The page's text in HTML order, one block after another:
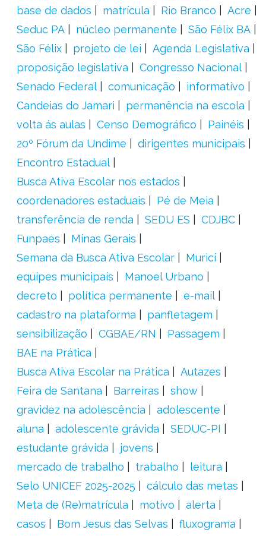
base de dados
matrícula Rio Branco
Acre
Seduc PA
núcleo permanente
São Félix BA
São Félix
projeto de lei
Agenda Legislativa
proposição legislativa
Congresso Nacional
Senado Federal
comunicação
informativo
Candeias do Jamari
permanência na escola
volta ás aulas
Censo Demográfico
Painéis
20º Fórum da Undime
dirigentes municipais
Encontro Estadual
Busca Ativa Escolar nos estados
coordenadores estaduais
Pé de Meia
transferência de renda
SEDU ES
CDJBC
Funpaes
Minas Gerais
Semana da Busca Ativa Escolar
Murici
equipes municipais
Manoel Urbano
decreto
política permanente
e-mail
cadastro na plataforma
panfletagem
sensibilização
CGBAE/RN
Passagem
BAE na Prática
Busca Ativa Escolar na Prática
Autazes
Feira de Santana
Barreiras
show
gravidez na adolescência
adolescente
aluna
adolescente grávida
SEDUC-PI
estudante grávida
jovens
mercado de trabalho
trabalho
leitura
Selo UNICEF 2025-2025
cálculo das metas
Meta de (Re)matrícula
motivo
alerta
casos
Bom Jesus das Selvas
fluxograma